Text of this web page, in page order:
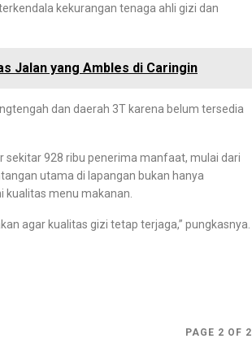
kekurangan tenaga ahli gizi dan
Jalan yang Ambles di Caringin
dan daerah 3T karena belum tersedia
sekitar 928 ribu penerima manfaat, mulai dari
utama di lapangan bukan hanya
menu makanan.
agar kualitas gizi tetap terjaga,” pungkasnya.
PAGE 2 OF 2